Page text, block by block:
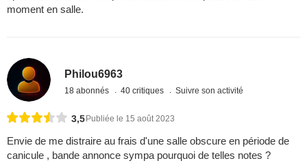
moment en salle.
Philou6963
18 abonnés 40 critiques Suivre son activité
3,5 Publiée le 15 août 2023
Envie de me distraire au frais d'une salle obscure en période de
canicule , bande annonce sympa pourquoi de telles notes ?